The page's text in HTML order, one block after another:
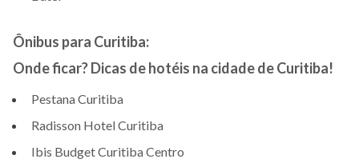
Ônibus para Curitiba:
Onde ficar? Dicas de hotéis na cidade de Curitiba!
Pestana Curitiba
Radisson Hotel Curitiba
Ibis Budget Curitiba Centro